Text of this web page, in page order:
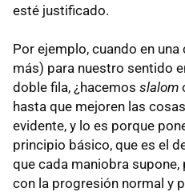
esté justificado.
Por ejemplo, cuando en
más) para nuestro sentido
doble fila, ¿hacemos slalom
hasta que mejoren las
evidente, y lo es porque
principio básico, que es el
que cada maniobra
con la progresión normal y